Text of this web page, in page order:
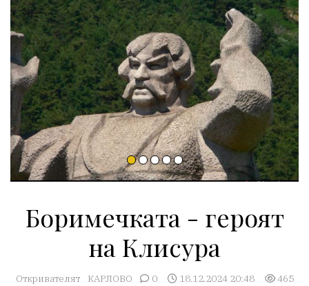
Боримечката - героят
на Клисура
Откривателят КАРЛОВО 0 18.12.2024 20:48 465